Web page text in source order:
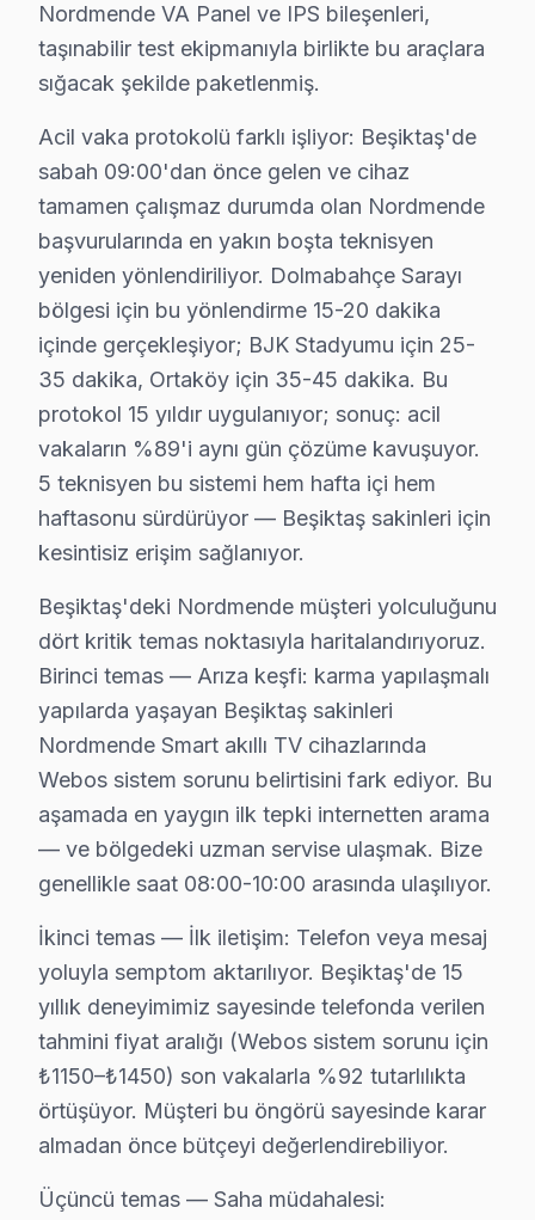
Beşiktaş'de Mahalle Nordmende Servis
Nordmende televizyon ünitesi arıza servisimiz
Nisbetiye, Ortaköy, Sinanpaşa, Türkali, Ulus,
Abbasağa, Akatlar, Arnavutköy, Balmumcu, Bebek,
Beşiktaş × Nordmende: Yerel İçerik ve
15 yıllık Beşiktaş servis kronolojisi, Nordmende LED
Orta dönemde (2015-2020) Nordmende VA Panel
Son dönemde (2021-bugün) Nordmende IPS ve
Beşiktaş'de söz konusu model onarım maliyetini
İkinci faktör — Arıza derinliği: Yüzeysel Panel vakası
Dördüncü faktör — Parça temini: Stokta hazır bu
Beşiktaş söz konusu model servis verisi, komşu
Arıza profili karşılaştırmasında ise durum farklı:
Çözüm hızı karşılaştırmasında Beşiktaş iyi bir
Beşiktaş'deki müşteri güvenini soyut vaatler yerine
Bu tür vakalar Beşiktaş'de aylık 78 başvurunun
Beşiktaş'de 15 yıllık güven ilişkisi, bu tür dürüst
Beşiktaş'de Nordmende servis rotasyonunun nasıl
karma yapılaşmalı konut dokusunun hakim olduğu
Acil vaka protokolü farklı işliyor: Beşiktaş'de sabah
Beşiktaş'deki bu TV müşteri yolculuğunu dört kritik
Üçüncü temas — Saha müdahalesi: Dolmabahçe
Dördüncü temas — Teslim sonrası: Garanti belgesi +
Beşiktaş'deki bu TV teknik servis deneyimi,
Nordmende VA Panel sürücü katmanında LVDS
Nordmende UHD modellerindeki HDMI paraziti de
Nordmende TV Teknik Profil ve Servis Rehberi
Nordmende televizyon paneli Teknik Servis Rehberi
Nordmende VA Panel ve IPS bileşenleri,
taşınabilir test ekipmanıyla birlikte bu araçlara
sığacak şekilde paketlenmiş.
Acil vaka protokolü farklı işliyor: Beşiktaş'de
sabah 09:00'dan önce gelen ve cihaz
tamamen çalışmaz durumda olan Nordmende
başvurularında en yakın boşta teknisyen
yeniden yönlendiriliyor. Dolmabahçe Sarayı
bölgesi için bu yönlendirme 15-20 dakika
içinde gerçekleşiyor; BJK Stadyumu için 25-
35 dakika, Ortaköy için 35-45 dakika. Bu
protokol 15 yıldır uygulanıyor; sonuç: acil
vakaların %89'i aynı gün çözüme kavuşuyor.
5 teknisyen bu sistemi hem hafta içi hem
haftasonu sürdürüyor — Beşiktaş sakinleri için
kesintisiz erişim sağlanıyor.
Beşiktaş'deki Nordmende müşteri yolculuğunu
dört kritik temas noktasıyla haritalandırıyoruz.
Birinci temas — Arıza keşfi: karma yapılaşmalı
yapılarda yaşayan Beşiktaş sakinleri
Nordmende Smart akıllı TV cihazlarında
Webos sistem sorunu belirtisini fark ediyor. Bu
aşamada en yaygın ilk tepki internetten arama
— ve bölgedeki uzman servise ulaşmak. Bize
genellikle saat 08:00-10:00 arasında ulaşılıyor.
İkinci temas — İlk iletişim: Telefon veya mesaj
yoluyla semptom aktarılıyor. Beşiktaş'de 15
yıllık deneyimimiz sayesinde telefonda verilen
tahmini fiyat aralığı (Webos sistem sorunu için
₺1150–₺1450) son vakalarla %92 tutarlılıkta
örtüşüyor. Müşteri bu öngörü sayesinde karar
almadan önce bütçeyi değerlendirebiliyor.
Üçüncü temas — Saha müdahalesi: